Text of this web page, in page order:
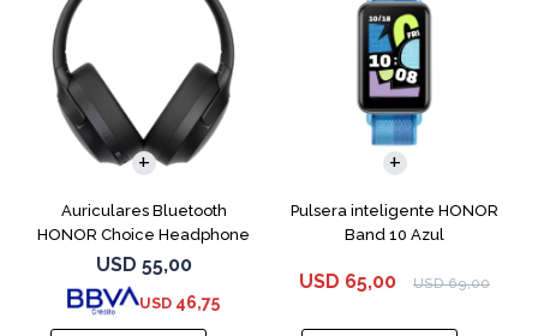
Auriculares Bluetooth
HONOR Choice Headphone
Black
USD 55,00
USD 46,75
Pulsera inteligente HONOR
Band 10 Azul
USD 65,00 USD 69,00